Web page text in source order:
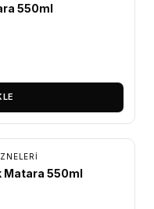
550ml
Matara 550ml